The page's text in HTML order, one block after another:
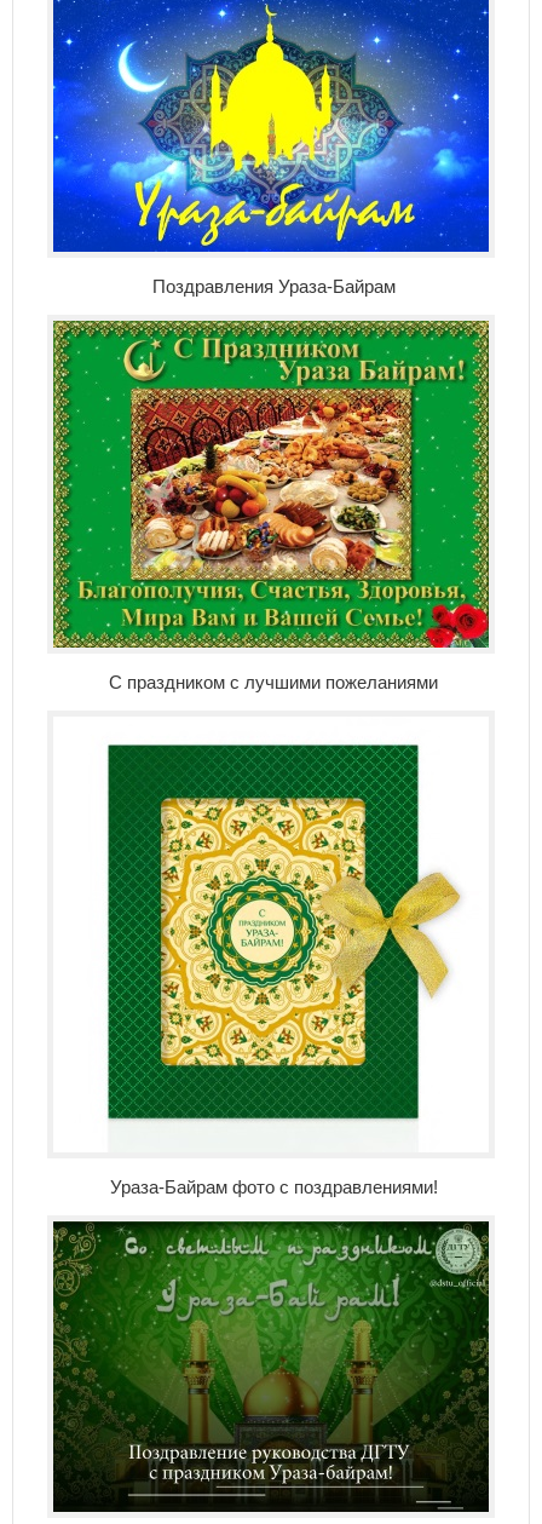
Поздравления Ураза-Байрам
С праздником с лучшими пожеланиями
Ураза-Байрам фото с поздравлениями!